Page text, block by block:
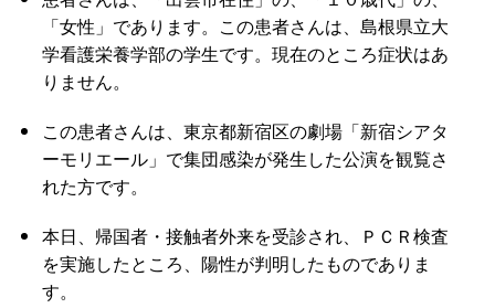
「女性」であります。この患者さんは、島根県立大
学看護栄養学部の学生です。現在のところ症状はあ
りません。
この患者さんは、東京都新宿区の劇場「新宿シアタ
ーモリエール」で集団感染が発生した公演を観覧さ
れた方です。
本日、帰国者・接触者外来を受診され、ＰＣＲ検査
を実施したところ、陽性が判明したものでありま
す。